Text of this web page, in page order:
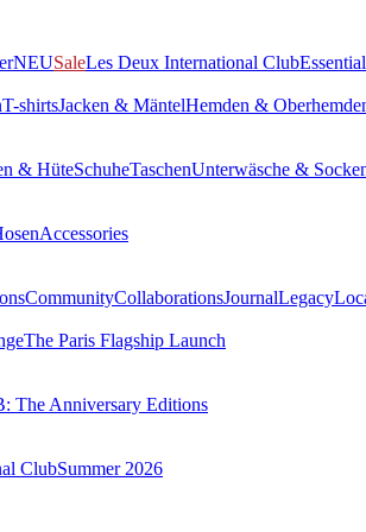
NEUSaleLes Deux International Club
T-shirtsJacken & MäntelHemden &
& HüteSchuheTaschenUnterwäsche &
Accessories
CommunityCollaborationsJournalLegacy
The Paris Flagship Launch
The Anniversary Editions
ClubSummer 2026